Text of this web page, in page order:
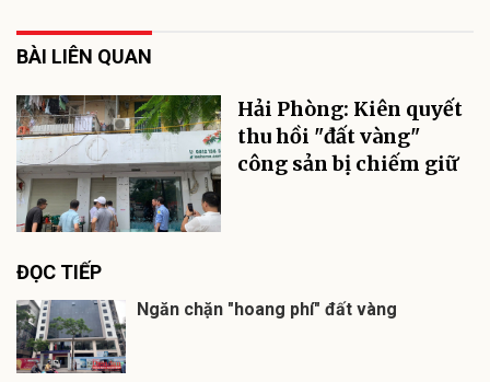
BÀI LIÊN QUAN
Hải Phòng: Kiên quyết
thu hồi "đất vàng"
công sản bị chiếm giữ
ĐỌC TIẾP
Ngăn chặn "hoang phí" đất vàng